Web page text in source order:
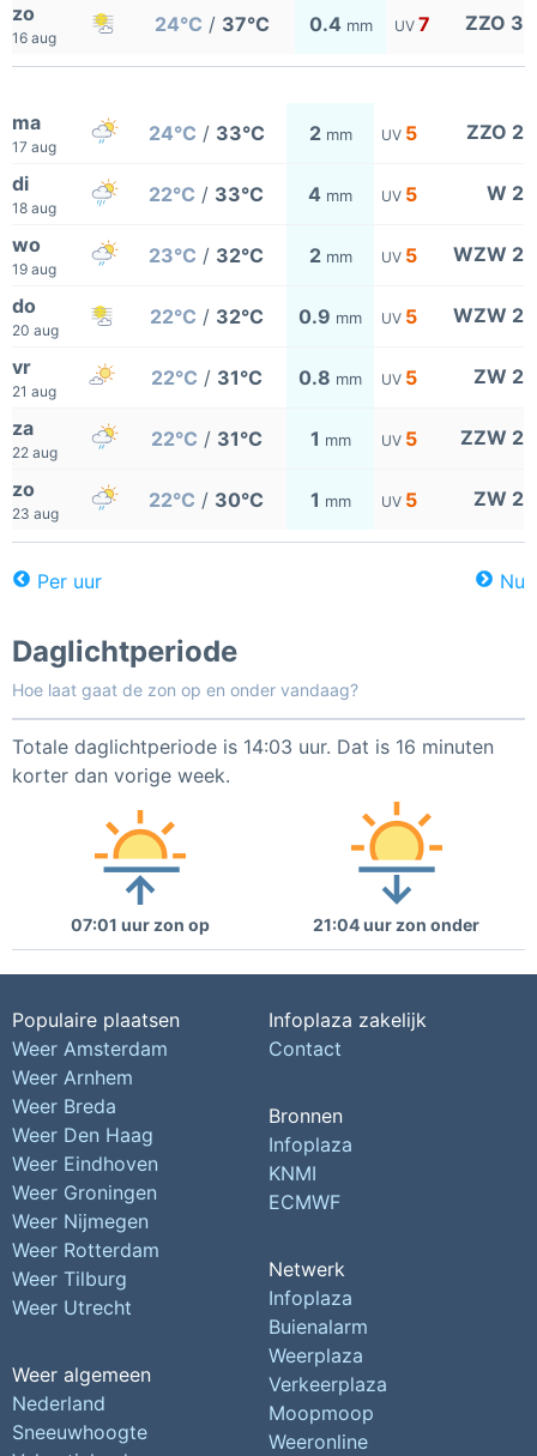
zo
16 aug
24°C / 37°C 0.4 mm UV 7 ZZO 3
ma
17 aug
24°C / 33°C 2 mm UV 5 ZZO 2
di
18 aug
22°C / 33°C 4 mm UV 5 W 2
wo
19 aug
23°C / 32°C 2 mm UV 5 WZW 2
do
20 aug
22°C / 32°C 0.9 mm UV 5 WZW 2
vr
21 aug
22°C / 31°C 0.8 mm UV 5 ZW 2
za
22 aug
22°C / 31°C 1 mm UV 5 ZZW 2
zo
23 aug
22°C / 30°C 1 mm UV 5 ZW 2
Per uur Nu
Daglichtperiode
Hoe laat gaat de zon op en onder vandaag?
Totale daglichtperiode is 14:03 uur. Dat is 16 minuten
korter dan vorige week.
07:01 uur zon op 21:04 uur zon onder
Populaire plaatsen
Weer Amsterdam
Weer Arnhem
Weer Breda
Weer Den Haag
Weer Eindhoven
Weer Groningen
Weer Nijmegen
Weer Rotterdam
Weer Tilburg
Weer Utrecht
Weer algemeen
Nederland
Sneeuwhoogte
Infoplaza zakelijk
Contact
Bronnen
Infoplaza
KNMI
ECMWF
Netwerk
Infoplaza
Buienalarm
Weerplaza
Verkeerplaza
Moopmoop
Weeronline